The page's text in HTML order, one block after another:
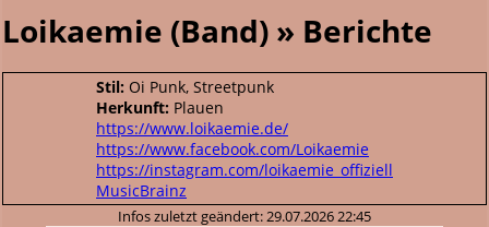
Loikaemie (Band) » Berichte
Stil: Oi Punk, Streetpunk
Herkunft: Plauen
https://www.loikaemie.de/
https://www.facebook.com/Loikaemie
https://instagram.com/loikaemie_offiziell
MusicBrainz
Infos zuletzt geändert: 29.07.2026 22:45